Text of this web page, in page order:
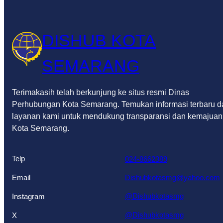
DISHUB KOTA
SEMARANG
Terimakasih telah berkunjung ke situs resmi Dinas
Perhubungan Kota Semarang. Temukan informasi terbaru
layanan kami untuk mendukung transparansi dan kemajuan
Kota Semarang.
Telp
Email
Instagram
X
024-8662389
Dishubkotasmg@yahoo.com
@Dishubkotasmg
@Dishubkotasmg